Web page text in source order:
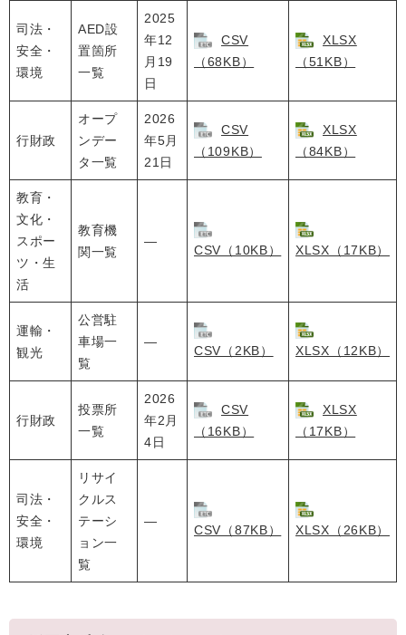
司法・
安全・
環境
AED設
置箇所
一覧
2025
年12
月19
日
CSV
（68KB）
XLSX
（51KB）
行財政
オープ
ンデー
タ一覧
2026
年5月
21日
CSV
（109KB）
XLSX
（84KB）
教育・
文化・
スポー
ツ・生
活
教育機
関一覧
—
CSV（10KB） XLSX（17KB）
運輸・
観光
公営駐
車場一
覧
—
CSV（2KB） XLSX（12KB）
行財政
投票所
一覧
2026
年2月
4日
CSV
（16KB）
XLSX
（17KB）
司法・
安全・
環境
リサイ
クルス
テーシ
ョン一
覧
—
CSV（87KB） XLSX（26KB）